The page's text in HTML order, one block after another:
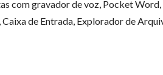
com gravador de voz, Pocket
de Entrada, Explorador de